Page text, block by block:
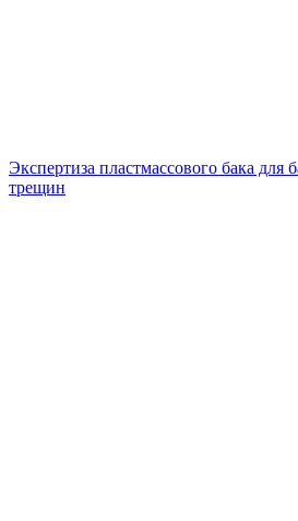
Экспертиза пластмассового бака для
трещин